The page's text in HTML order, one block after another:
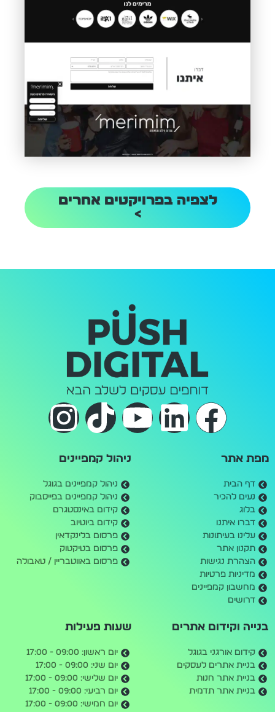
לצפיה בפרויקטים אחרים
>
מפת אתר
דף הבית
נעים להכיר
בלוג
דברו איתנו
עלינו בעיתונות
תקנון אתר
הצהרת נגישות
מדיניות פרטיות
מחשבון קמפיינים
דרושים
ניהול קמפיינים
ניהול קמפיינים בגוגל
ניהול קמפיינים בפייסבוק
קידום באינסטגרם
קידום ביוטיוב
פרסום בלינקדאין
פרסום בטיקטוק
פרסום באווטבריין / טאבולה
בנייה וקידום אתרים
קידום אורגני בגוגל
בניית אתרים לעסקים
בניית אתר חנות
בניית אתר תדמית
שעות פעילות
יום ראשון: 09:00 - 17:00
יום שני: 09:00 - 17:00
יום שלישי: 09:00 - 17:00
יום רביעי: 09:00 - 17:00
יום חמישי: 09:00 - 17:00